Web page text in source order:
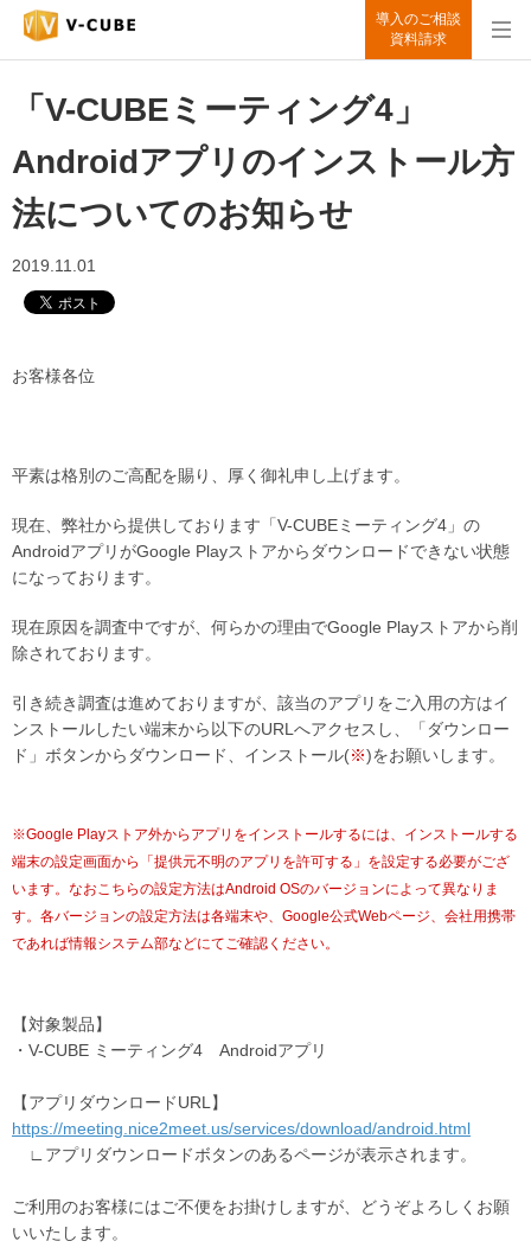
導入のご相談
資料請求
「V-CUBEミーティング4」
Androidアプリのインストール方
法についてのお知らせ
2019.11.01
お客様各位
平素は格別のご高配を賜り、厚く御礼申し上げます。
現在、弊社から提供しております「V-CUBEミーティング4」の
AndroidアプリがGoogle Playストアからダウンロードできない状態
になっております。
現在原因を調査中ですが、何らかの理由でGoogle Playストアから削
除されております。
引き続き調査は進めておりますが、該当のアプリをご入用の方はイ
ンストールしたい端末から以下のURLへアクセスし、「ダウンロー
ド」ボタンからダウンロード、インストール(※)をお願いします。
※Google Playストア外からアプリをインストールするには、インストールする
端末の設定画面から「提供元不明のアプリを許可する」を設定する必要がござ
います。なおこちらの設定方法はAndroid OSのバージョンによって異なりま
す。各バージョンの設定方法は各端末や、Google公式Webページ、会社用携帯
であれば情報システム部などにてご確認ください。
【対象製品】
・V-CUBE ミーティング4 Androidアプリ
【アプリダウンロードURL】
https://meeting.nice2meet.us/services/download/android.html
∟アプリダウンロードボタンのあるページが表示されます。
ご利用のお客様にはご不便をお掛けしますが、どうぞよろしくお願
いいたします。